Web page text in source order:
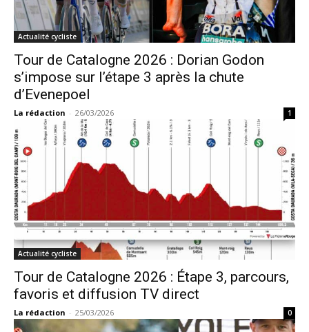
Actualité cycliste
Tour de Catalogne 2026 : Dorian Godon
s’impose sur l’étape 3 après la chute
d’Evenepoel
La rédaction - 26/03/2026 1
Actualité cycliste
Tour de Catalogne 2026 : Étape 3, parcours,
favoris et diffusion TV direct
La rédaction - 25/03/2026 0